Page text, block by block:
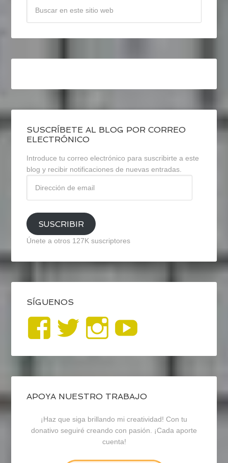
SUSCRÍBETE AL BLOG POR CORREO
ELECTRÓNICO
Introduce tu correo electrónico para suscribirte a este
blog y recibir notificaciones de nuevas entradas.
email
SUSCRIBIR
Únete a otros 127K suscriptores
SÍGUENOS
Ver
perfil
de
blogrecursosep
en
Facebook
Ver
perfil
de
recursosep
en
Twitter
Ver
perfil
de
recursosep
en
Instagram
APOYA NUESTRO TRABAJO
¡Haz que siga brillando mi creatividad! Con tu
donativo seguiré creando con pasión. ¡Cada aporte
cuenta!